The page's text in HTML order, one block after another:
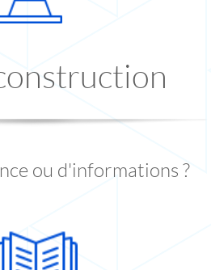
ou d'informations ?